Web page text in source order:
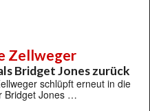
Zellweger
Bridget Jones zurück
schlüpft erneut in die
Bridget Jones …